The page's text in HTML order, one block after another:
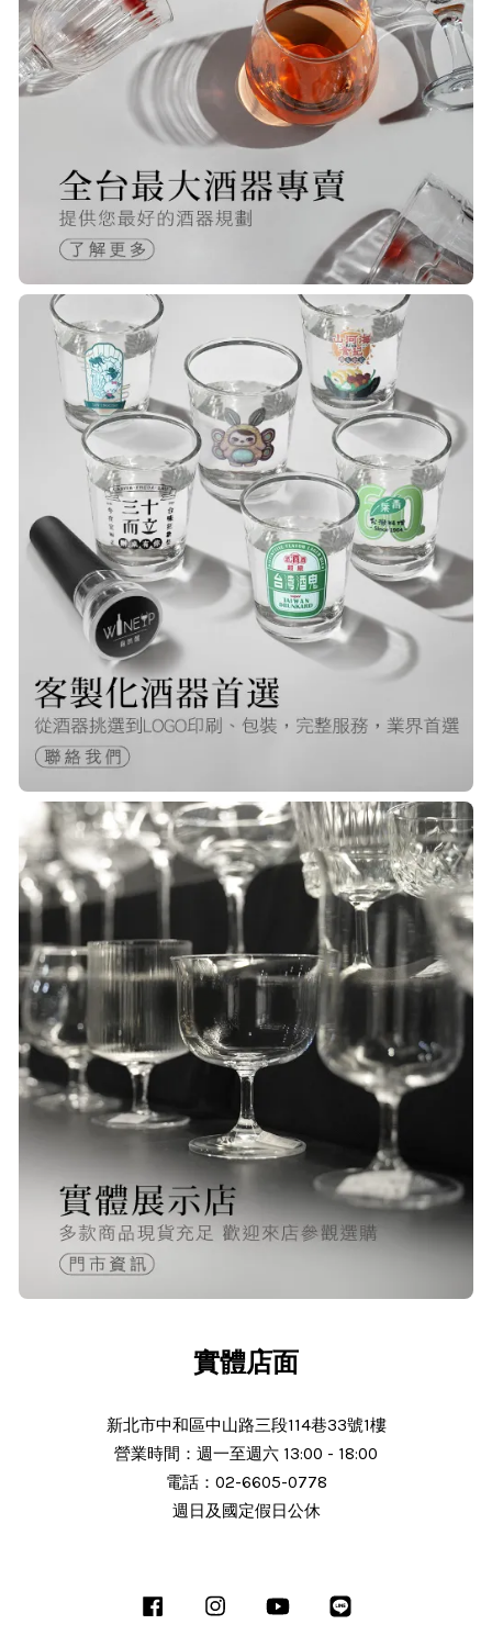
20/Nov/2025 10:10 am
很快就收到商品了，出貨速度相當
快，下單後很快就出貨了，商品包裝
完整，價錢也相當的不錯，值得推薦
R***
21/Nov/2025 05:25 pm
已經回購無數次，賣家態度良好，有
問必答，包裝完整，商品也非常的
棒！
Q***
22/Nov/2025 12:40 pm
很快就收到商品了，出貨速度非常的
快，非常棒的賣家 質感又耐看,細膩
包裝得很小心 CP值很高！！推薦購入
23/Nov/2025 08:00 am
品質非常好！手摸的觸感就很明顯感
覺質感
O***
24/Nov/2025 02:15 pm
出貨迅速＆價格實在的好店家～已經
說商品 細心解說 商品完整 使用中 後
實體店面
新北市中和區中山路三段114巷33號1樓
營業時間：週一至週六 13:00 - 18:00
電話：02-6605-0778
週日及國定假日公休
Facebook InstagramYouTube